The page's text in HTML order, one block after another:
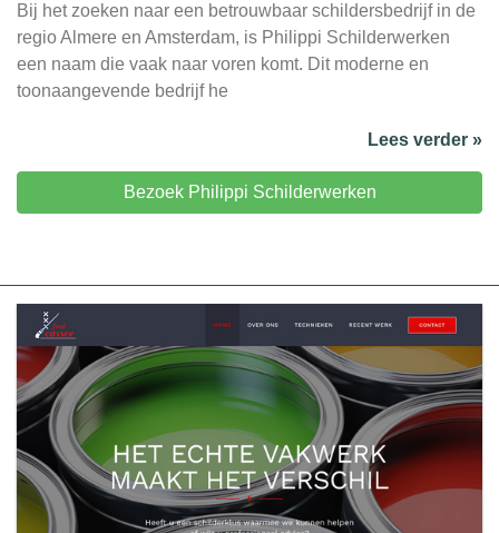
Bij het zoeken naar een betrouwbaar schildersbedrijf in de
regio Almere en Amsterdam, is Philippi Schilderwerken
een naam die vaak naar voren komt. Dit moderne en
toonaangevende bedrijf he
Lees verder »
Bezoek Philippi Schilderwerken